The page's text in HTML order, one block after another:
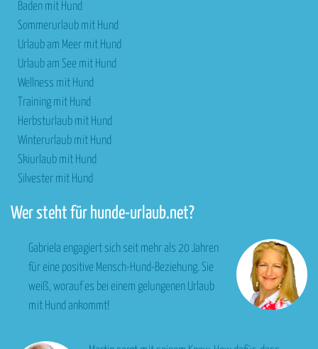
Baden mit Hund
Sommerurlaub mit Hund
Urlaub am Meer mit Hund
Urlaub am See mit Hund
Wellness mit Hund
Training mit Hund
Herbsturlaub mit Hund
Winterurlaub mit Hund
Skiurlaub mit Hund
Silvester mit Hund
Wer steht für hunde-urlaub.net?
Gabriela engagiert sich seit mehr als 20 Jahren
für eine positive Mensch-Hund-Beziehung. Sie
weiß, worauf es bei einem gelungenen Urlaub
mit Hund ankommt!